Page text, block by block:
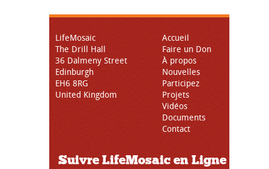
LifeMosaic
The Drill Hall
36 Dalmeny Street
Edinburgh
EH6 8RG
United Kingdom
Accueil
Faire un Don
À propos
Nouvelles
Participez
Projets
Vidéos
Documents
Contact
Suivre LifeMosaic en Ligne